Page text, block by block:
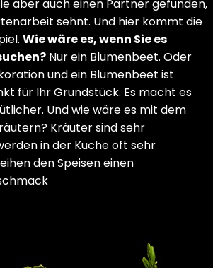
aber auch einen Partner gefunden,
sehnt. Und hier kommt die
Wie wäre es, wenn Sie es
Nur ein Blumenbeet. Oder
und ein Blumenbeet ist
für Ihr Grundstück. Es macht es
Und wie wäre es mit dem
Kräuter sind sehr
in der Küche oft sehr
den Speisen einen